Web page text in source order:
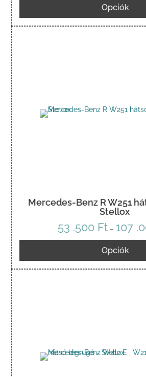
Opciók
Mercedes-Benz R W251
Stellox
53 .500 Ft – 107
Opciók